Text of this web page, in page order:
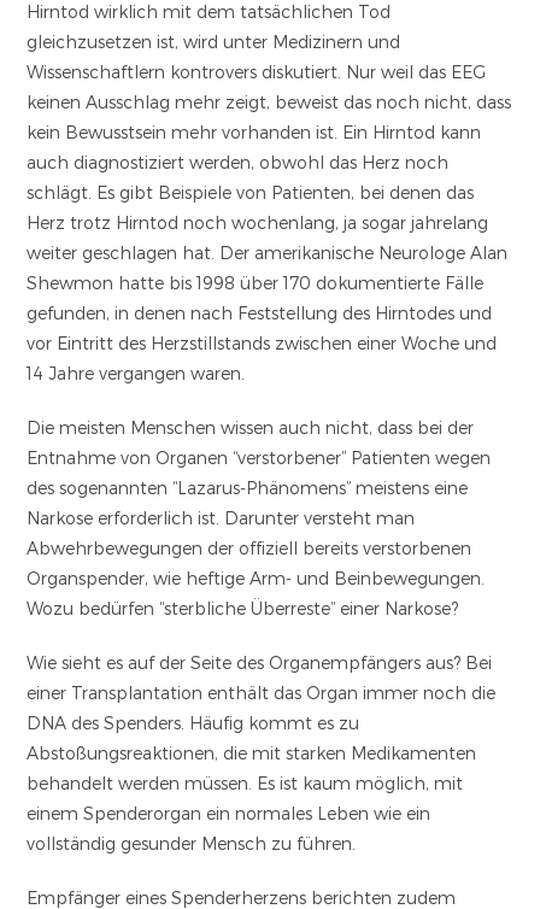
Hirntod wirklich mit dem tatsächlichen Tod
gleichzusetzen ist, wird unter Medizinern und
Wissenschaftlern kontrovers diskutiert. Nur weil das EEG
keinen Ausschlag mehr zeigt, beweist das noch nicht, dass
kein Bewusstsein mehr vorhanden ist. Ein Hirntod kann
auch diagnostiziert werden, obwohl das Herz noch
schlägt. Es gibt Beispiele von Patienten, bei denen das
Herz trotz Hirntod noch wochenlang, ja sogar jahrelang
weiter geschlagen hat. Der amerikanische Neurologe Alan
Shewmon hatte bis 1998 über 170 dokumentierte Fälle
gefunden, in denen nach Feststellung des Hirntodes und
vor Eintritt des Herzstillstands zwischen einer Woche und
14 Jahre vergangen waren.
Die meisten Menschen wissen auch nicht, dass bei der
Entnahme von Organen “verstorbener” Patienten wegen
des sogenannten “Lazarus-Phänomens” meistens eine
Narkose erforderlich ist. Darunter versteht man
Abwehrbewegungen der offiziell bereits verstorbenen
Organspender, wie heftige Arm- und Beinbewegungen.
Wozu bedürfen “sterbliche Überreste” einer Narkose?
Wie sieht es auf der Seite des Organempfängers aus? Bei
einer Transplantation enthält das Organ immer noch die
DNA des Spenders. Häufig kommt es zu
Abstoßungsreaktionen, die mit starken Medikamenten
behandelt werden müssen. Es ist kaum möglich, mit
einem Spenderorgan ein normales Leben wie ein
vollständig gesunder Mensch zu führen.
Empfänger eines Spenderherzens berichten zudem